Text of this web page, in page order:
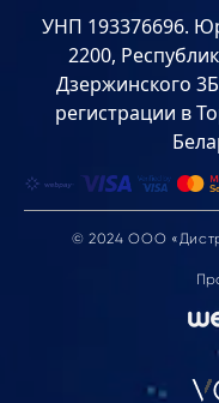
УНП 193376696.
2200,
Дзержинского
регистрации в
© 2024 ООО